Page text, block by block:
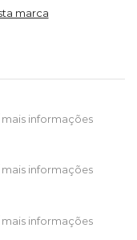
marca
informações
informações
informações